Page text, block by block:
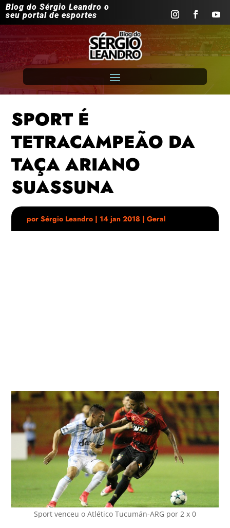
Blog do Sérgio Leandro o
seu portal de esportes
SPORT É
TETRACAMPEÃO DA
TAÇA ARIANO
SUASSUNA
porSérgio Leandro | 14 jan 2018 |Geral
Sport venceu o Atlético Tucumán-ARG por 2 x 0